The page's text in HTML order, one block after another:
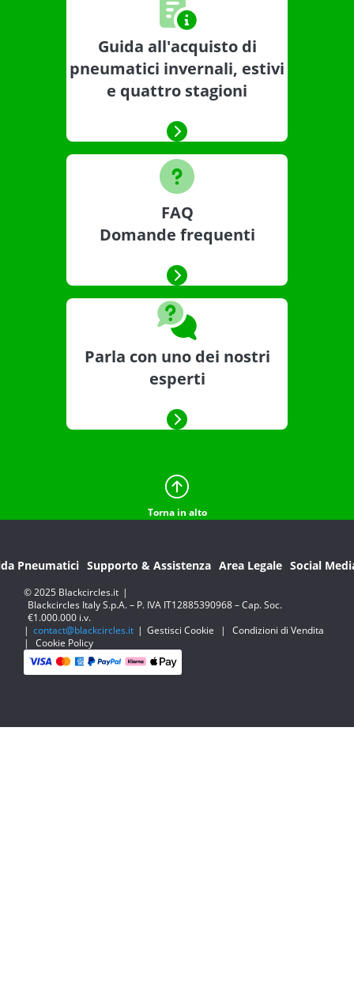
Guida all'acquisto di
pneumatici invernali, estivi
e quattro stagioni
FAQ
Domande frequenti
Parla con uno dei nostri
esperti
Torna in alto
Pneumatici Supporto & Assistenza Area Legale Social
© 2025 Blackcircles.it |
Blackcircles Italy S.p.A. – P. IVA IT12885390968 – Cap. Soc.
€1.000.000 i.v.
| contact@blackcircles.it | Gestisci Cookie |
Condizioni di Vendita
|
Cookie Policy